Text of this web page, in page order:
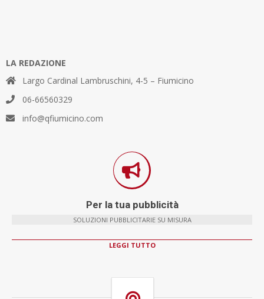
LA REDAZIONE
Largo Cardinal Lambruschini, 4-5 – Fiumicino
06-66560329
info@qfiumicino.com
Per la tua pubblicità
SOLUZIONI PUBBLICITARIE SU MISURA
LEGGI TUTTO